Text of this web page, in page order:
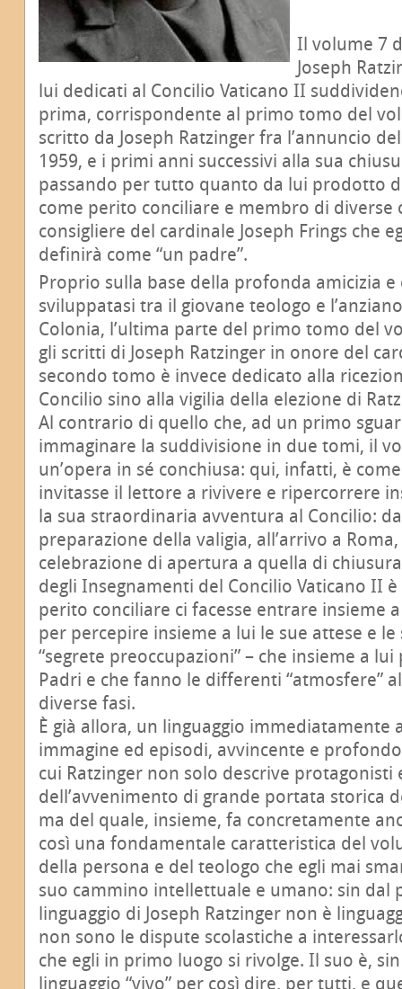
Il volume 7
Joseph
lui dedicati al Concilio Vaticano II
prima, corrispondente al primo tomo del
scritto da Joseph Ratzinger fra l’annuncio
1959, e i primi anni successivi alla sua
passando per tutto quanto da lui prodotto
come perito conciliare e membro di diverse
consigliere del cardinale Joseph Frings che
definirà come “un padre”.
Proprio sulla base della profonda amicizia
sviluppatasi tra il giovane teologo e
Colonia, l’ultima parte del primo tomo del
gli scritti di Joseph Ratzinger in onore del
secondo tomo è invece dedicato alla
Concilio sino alla vigilia della elezione di
Al contrario di quello che, ad un primo
immaginare la suddivisione in due tomi, il
un’opera in sé conchiusa: qui, infatti, è
invitasse il lettore a rivivere e ripercorrere
la sua straordinaria avventura al Concilio:
preparazione della valigia, all’arrivo a
celebrazione di apertura a quella di
degli Insegnamenti del Concilio Vaticano II
perito conciliare ci facesse entrare insieme
per percepire insieme a lui le sue attese e le
“segrete preoccupazioni” – che insieme a
Padri e che fanno le differenti “atmosfere”
diverse fasi.
È già allora, un linguaggio immediatamente
immagine ed episodi, avvincente e
cui Ratzinger non solo descrive protagonisti
dell’avvenimento di grande portata storica
ma del quale, insieme, fa concretamente
così una fondamentale caratteristica del
della persona e del teologo che egli mai
suo cammino intellettuale e umano: sin dal
linguaggio di Joseph Ratzinger non è
non sono le dispute scolastiche a
che egli in primo luogo si rivolge. Il suo è,
linguaggio “vivo” per così dire, per tutti, e